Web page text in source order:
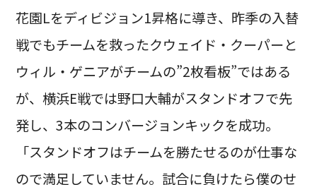
花園Lをディビジョン1昇格に導き、昨季の入替
戦でもチームを救ったクウェイド・クーパーと
ウィル・ゲニアがチームの”2枚看板”ではある
が、横浜E戦では野口大輔がスタンドオフで先
発し、3本のコンバージョンキックを成功。
「スタンドオフはチームを勝たせるのが仕事な
ので満足していません。試合に負けたら僕のせ